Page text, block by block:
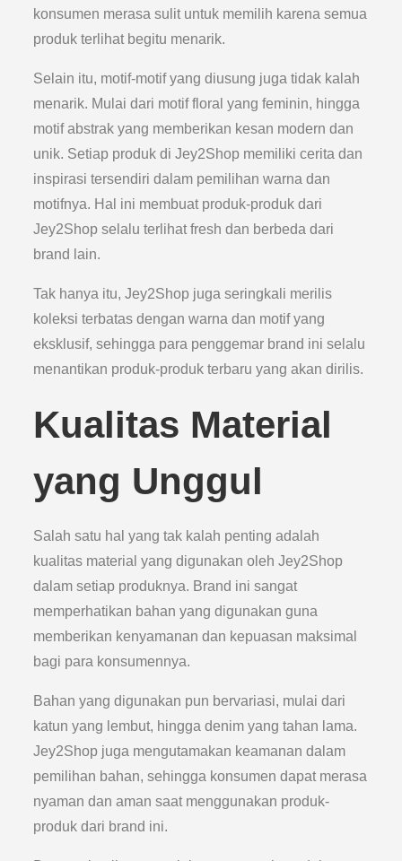
konsumen merasa sulit untuk memilih karena semua
produk terlihat begitu menarik.
Selain itu, motif-motif yang diusung juga tidak kalah
menarik. Mulai dari motif floral yang feminin, hingga
motif abstrak yang memberikan kesan modern dan
unik. Setiap produk di Jey2Shop memiliki cerita dan
inspirasi tersendiri dalam pemilihan warna dan
motifnya. Hal ini membuat produk-produk dari
Jey2Shop selalu terlihat fresh dan berbeda dari
brand lain.
Tak hanya itu, Jey2Shop juga seringkali merilis
koleksi terbatas dengan warna dan motif yang
eksklusif, sehingga para penggemar brand ini selalu
menantikan produk-produk terbaru yang akan dirilis.
Kualitas Material
yang Unggul
Salah satu hal yang tak kalah penting adalah
kualitas material yang digunakan oleh Jey2Shop
dalam setiap produknya. Brand ini sangat
memperhatikan bahan yang digunakan guna
memberikan kenyamanan dan kepuasan maksimal
bagi para konsumennya.
Bahan yang digunakan pun bervariasi, mulai dari
katun yang lembut, hingga denim yang tahan lama.
Jey2Shop juga mengutamakan keamanan dalam
pemilihan bahan, sehingga konsumen dapat merasa
nyaman dan aman saat menggunakan produk-
produk dari brand ini.